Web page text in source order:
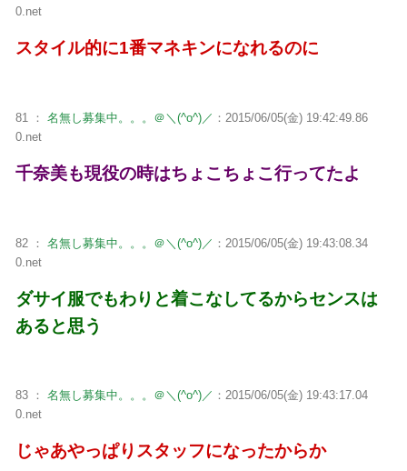
0.net
スタイル的に1番マネキンになれるのに
81 ： 名無し募集中。。。＠＼(^o^)／ ：2015/06/05(金) 19:42:49.86
0.net
千奈美も現役の時はちょこちょこ行ってたよ
82 ： 名無し募集中。。。＠＼(^o^)／ ：2015/06/05(金) 19:43:08.34
0.net
ダサイ服でもわりと着こなしてるからセンスは
あると思う
83 ： 名無し募集中。。。＠＼(^o^)／ ：2015/06/05(金) 19:43:17.04
0.net
じゃあやっぱりスタッフになったからか